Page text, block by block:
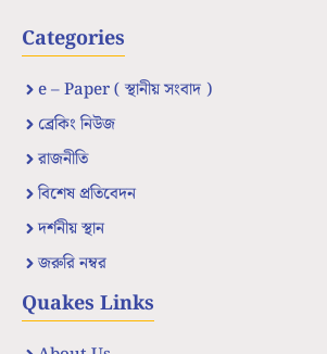
Categories
e – Paper ( স্থানীয় সংবাদ )
ব্রেকিং নিউজ
রাজনীতি
বিশেষ প্রতিবেদন
দর্শনীয় স্থান
জরুরি নম্বর
Quakes Links